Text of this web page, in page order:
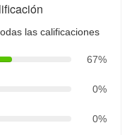
las calificaciones
67%
0%
0%